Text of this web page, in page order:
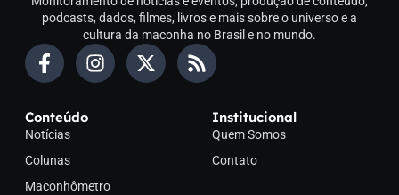
podcasts, dados, filmes, livros e mais sobre o universo e a
cultura da maconha no Brasil e no mundo.
Conteúdo
Notícias
Colunas
Maconhômetro
Institucional
Quem Somos
Contato